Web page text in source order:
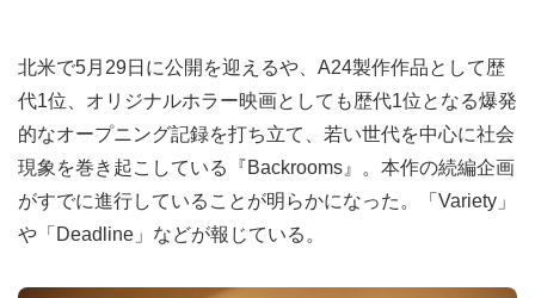
北米で5月29日に公開を迎えるや、A24製作作品として歴
代1位、オリジナルホラー映画としても歴代1位となる爆発
的なオープニング記録を打ち立て、若い世代を中心に社会
現象を巻き起こしている『Backrooms』。本作の続編企画
がすでに進行していることが明らかになった。「Variety」
や「Deadline」などが報じている。